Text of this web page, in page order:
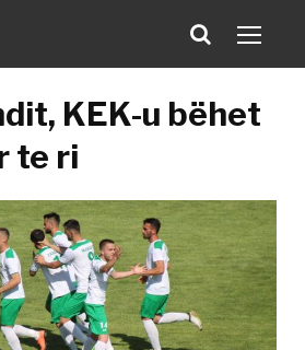
KEK-u bëhet
te ri